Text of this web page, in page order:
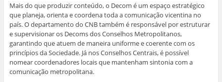
Mais do que produzir conteúdo, o Decom é um espaço estratégico
que planeja, orienta e coordena toda a comunicação vicentina no
país. O departamento do CNB também é responsável por estruturar
e supervisionar os Decoms dos Conselhos Metropolitanos,
garantindo que atuem de maneira uniforme e coerente com os
princípios da Sociedade. Já nos Conselhos Centrais, é possível
nomear coordenadores locais que mantenham sintonia com a
comunicação metropolitana.